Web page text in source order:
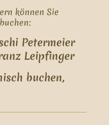
können Sie
Petermeier
Leipfinger
buchen,